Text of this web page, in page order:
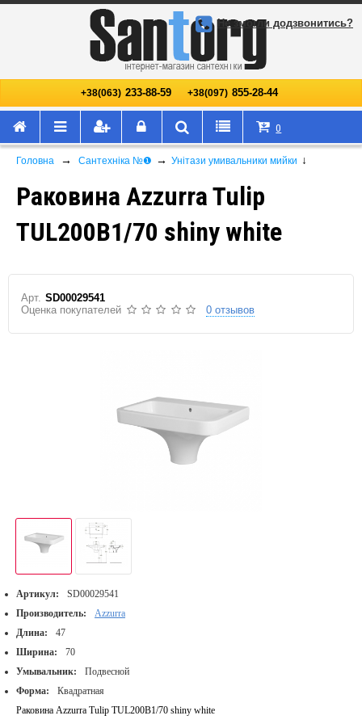
+38(063) 233-88-59 +38(097) 855-28-44
Не змогли додзвонитись?
0
Головна → Сантехніка №❶ → Унітази умивальники мийки ↓
Раковина Azzurra Tulip
TUL200B1/70 shiny white
Арт. SD00029541
Оценка покупателей
0 отзывов
Артикул:
SD00029541
Производитель:
Azzurra
Длина:
47
Ширина:
70
Умывальник:
Подвесной
Форма:
Квадратная
Раковина Azzurra Tulip TUL200B1/70 shiny white